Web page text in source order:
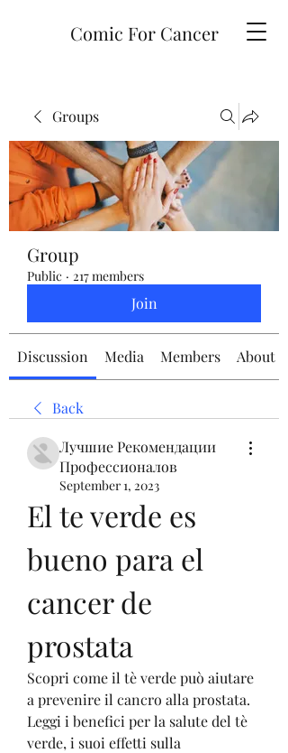
Comic For Cancer
Groups
Group
Public · 217 members
Join
Discussion Media Members About
Back
Лучшие Рекомендации
Профессионалов
September 1, 2023
El te verde es
bueno para el
cancer de
prostata
Scopri come il tè verde può aiutare
a prevenire il cancro alla prostata.
Leggi i benefici per la salute del tè
verde, i suoi effetti sulla